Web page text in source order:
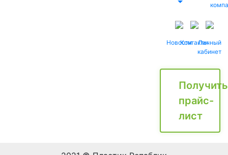
НовостиКонтактыЛичный
кабинет
Получить
прайс-
лист